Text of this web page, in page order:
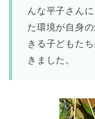
んな平子さん
た環境が自身
きる子どもた
きました。